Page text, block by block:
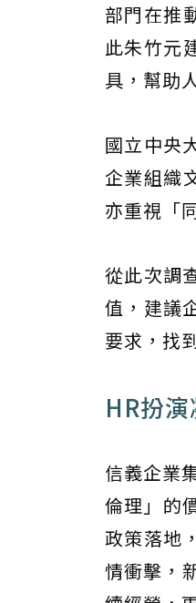
部門在推
此朱竹元
具，幫助
國立中央
企業組織
亦重視「
從此次調
值，建議
要求，找
HR扮
信義企業
倫理」的
政策落地
情衝擊，